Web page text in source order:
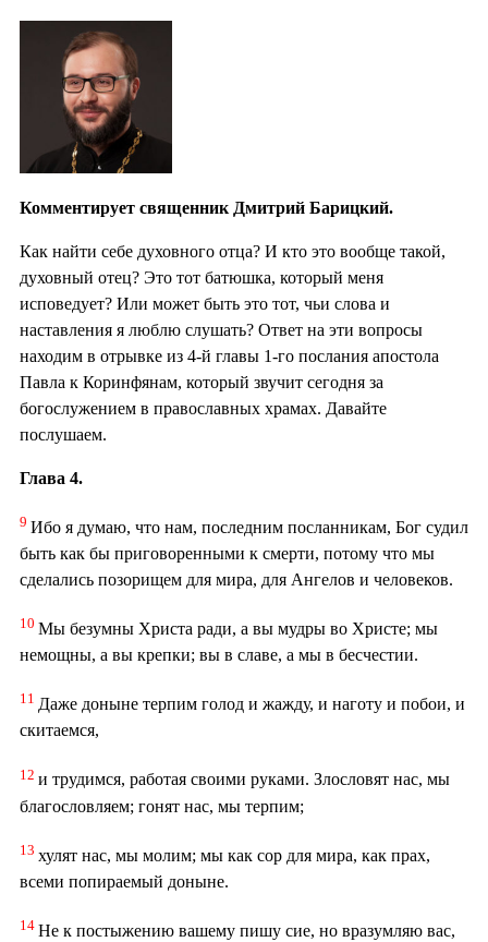
Комментирует священник Дмитрий Барицкий.
Как найти себе духовного отца? И кто это вообще такой,
духовный отец? Это тот батюшка, который меня
исповедует? Или может быть это тот, чьи слова и
наставления я люблю слушать? Ответ на эти вопросы
находим в отрывке из 4-й главы 1-го послания апостола
Павла к Коринфянам, который звучит сегодня за
богослужением в православных храмах. Давайте
послушаем.
Глава 4.
9 Ибо я думаю, что нам, последним посланникам, Бог судил
быть как бы приговоренными к смерти, потому что мы
сделались позорищем для мира, для Ангелов и человеков.
10 Мы безумны Христа ради, а вы мудры во Христе; мы
немощны, а вы крепки; вы в славе, а мы в бесчестии.
11 Даже доныне терпим голод и жажду, и наготу и побои, и
скитаемся,
12 и трудимся, работая своими руками. Злословят нас, мы
благословляем; гонят нас, мы терпим;
13 хулят нас, мы молим; мы как сор для мира, как прах,
всеми попираемый доныне.
14 Не к постыжению вашему пишу сие, но вразумляю вас,